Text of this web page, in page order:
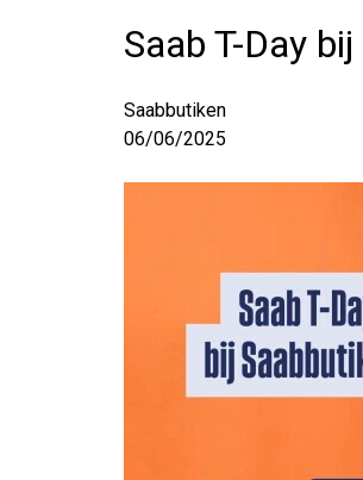
Saab T-Day
Saabbutiken
06/06/2025